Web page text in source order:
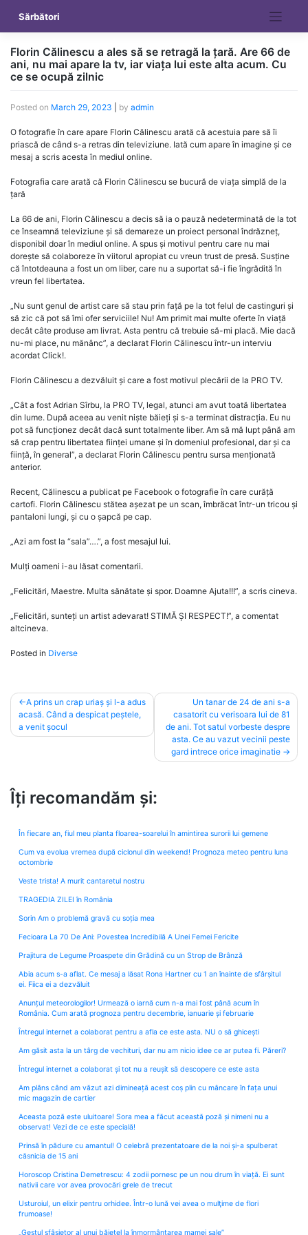
content
Sărbători
Florin Călinescu a ales să se retragă la țară. Are 66 de
ani, nu mai apare la tv, iar viața lui este alta acum. Cu
ce se ocupă zilnic
Posted on March 29, 2023 by admin
O fotografie în care apare Florin Călinescu arată că acestuia pare să îi
priască de când s-a retras din televiziune. Iată cum apare în imagine și ce
mesaj a scris acesta în mediul online.
Fotografia care arată că Florin Călinescu se bucură de viața simplă de la
țară
La 66 de ani, Florin Călinescu a decis să ia o pauză nedeterminată de la tot
ce înseamnă televiziune și să demareze un proiect personal îndrăzneț,
disponibil doar în mediul online. A spus și motivul pentru care nu mai
dorește să colaboreze în viitorul apropiat cu vreun trust de presă. Susține
că întotdeauna a fost un om liber, care nu a suportat să-i fie îngrădită în
vreun fel libertatea.
„Nu sunt genul de artist care să stau prin față pe la tot felul de castinguri și
să zic că pot să îmi ofer serviciile! Nu! Am primit mai multe oferte în viață
decât câte produse am livrat. Asta pentru că trebuie să-mi placă. Mie dacă
nu-mi place, nu mănânc”, a declarat Florin Călinescu într-un interviu
acordat Click!.
Florin Călinescu a dezvăluit și care a fost motivul plecării de la PRO TV.
„Cât a fost Adrian Sîrbu, la PRO TV, legal, atunci am avut toată libertatea
din lume. După aceea au venit niște băieți și s-a terminat distracția. Eu nu
pot să funcționez decât dacă sunt totalmente liber. Am să mă lupt până am
să crap pentru libertatea ființei umane și în domeniul profesional, dar și ca
ființă, în general”, a declarat Florin Călinescu pentru sursa menționată
anterior.
Recent, Călinescu a publicat pe Facebook o fotografie în care curăță
cartofi. Florin Călinescu stătea așezat pe un scan, îmbrăcat într-un tricou și
pantaloni lungi, și cu o șapcă pe cap.
„Azi am fost la “sala”….”, a fost mesajul lui.
Mulți oameni i-au lăsat comentarii.
„Felicitări, Maestre. Multa sănătate și spor. Doamne Ajuta!!!”, a scris cineva.
„Felicitări, sunteți un artist adevarat! STIMĂ ȘI RESPECT!”, a comentat
altcineva.
Posted in Diverse
Post
navigation
A prins un crap uriaș și l-a adus
acasă. Când a despicat peștele,
a venit șocul
Un tanar de 24 de ani s-a
casatorit cu verisoara lui de 81
de ani. Tot satul vorbeste despre
asta. Ce au vazut vecinii peste
gard intrece orice imaginatie
Îți recomandăm și:
În fiecare an, fiul meu planta floarea-soarelui în amintirea surorii lui gemene
Cum va evolua vremea după ciclonul din weekend! Prognoza meteo pentru luna
octombrie
Veste trista! A murit cantaretul nostru
TRAGEDIA ZILEI în România
Sorin Am o problemă gravă cu soția mea
Fecioara La 70 De Ani: Povestea Incredibilă A Unei Femei Fericite
Prajitura de Legume Proaspete din Grădină cu un Strop de Brânză
Abia acum s-a aflat. Ce mesaj a lăsat Rona Hartner cu 1 an înainte de sfârșitul
ei. Fiica ei a dezvăluit
Anunțul meteorologilor! Urmează o iarnă cum n-a mai fost până acum în
România. Cum arată prognoza pentru decembrie, ianuarie și februarie
Întregul internet a colaborat pentru a afla ce este asta. NU o să ghicești
Am găsit asta la un târg de vechituri, dar nu am nicio idee ce ar putea fi. Păreri?
Întregul internet a colaborat și tot nu a reușit să descopere ce este asta
Am plâns când am văzut azi dimineață acest coș plin cu mâncare în fața unui
mic magazin de cartier
Aceasta poză este uluitoare! Sora mea a făcut această poză și nimeni nu a
observat! Vezi de ce este specială!
Prinsă în pădure cu amantul! O celebră prezentatoare de la noi și-a spulberat
căsnicia de 15 ani
Horoscop Cristina Demetrescu: 4 zodii pornesc pe un nou drum în viață. Ei sunt
nativii care vor avea provocări grele de trecut
Usturoiul, un elixir pentru orhidee. Într-o lună vei avea o mulţime de flori
frumoase!
„Gestul sfâșietor al unui băiețel la înmormântarea mamei sale”